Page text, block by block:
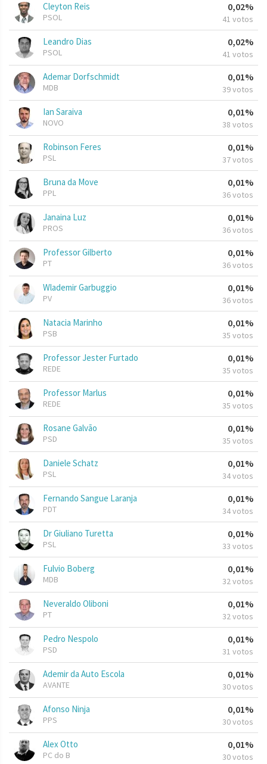
Cleyton Reis
PSOL
0,02%
41 votos
Leandro Dias
PSOL
0,02%
41 votos
Ademar Dorfschmidt
MDB
0,01%
39 votos
Ian Saraiva
NOVO
0,01%
38 votos
Robinson Feres
PSL
0,01%
37 votos
Bruna da Move
PPL
0,01%
36 votos
Janaina Luz
PROS
0,01%
36 votos
Professor Gilberto
PT
0,01%
36 votos
Wlademir Garbuggio
PV
0,01%
36 votos
Natacia Marinho
PSB
0,01%
35 votos
Professor Jester Furtado
REDE
0,01%
35 votos
Professor Marlus
REDE
0,01%
35 votos
Rosane Galvão
PSD
0,01%
35 votos
Daniele Schatz
PSL
0,01%
34 votos
Fernando Sangue Laranja
PDT
0,01%
34 votos
Dr Giuliano Turetta
PSL
0,01%
33 votos
Fulvio Boberg
MDB
0,01%
32 votos
Neveraldo Oliboni
PT
0,01%
32 votos
Pedro Nespolo
PSD
0,01%
31 votos
Ademir da Auto Escola
AVANTE
0,01%
30 votos
Afonso Ninja
PPS
0,01%
30 votos
Alex Otto
PC do B
0,01%
30 votos